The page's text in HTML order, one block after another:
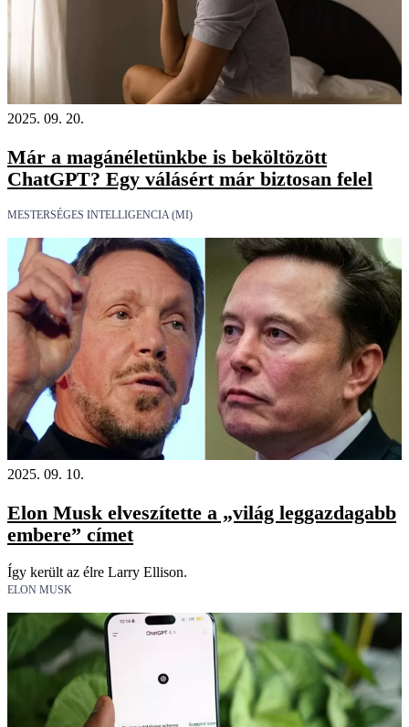
2025. 09. 20.
Már a magánéletünkbe is beköltözött
ChatGPT? Egy válásért már biztosan felel
MESTERSÉGES INTELLIGENCIA (MI)
2025. 09. 10.
Elon Musk elveszítette a „világ leggazdagabb
embere” címet
Így került az élre Larry Ellison.
ELON MUSK